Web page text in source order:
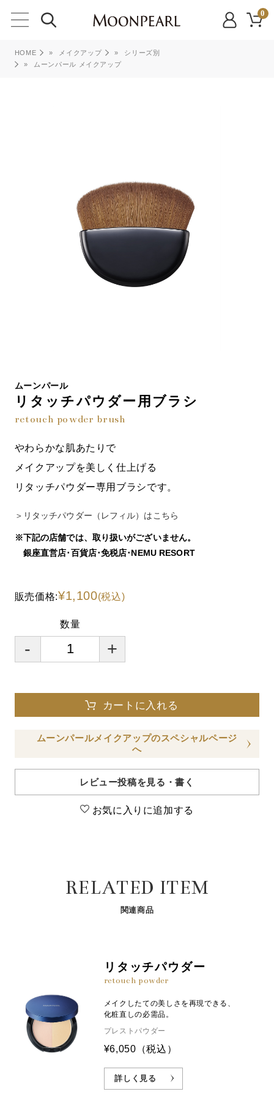
0
HOME » メイクアップ »
シリーズ別
»
ムーンパール メイクアップ
ムーンパール
リタッチパウダー用ブラシ
retouch powder brush
やわらかな肌あたりで
メイクアップを美しく仕上げる
リタッチパウダー専用ブラシです。
＞リタッチパウダー（レフィル）はこちら
※下記の店舗では、取り扱いがございません。
銀座直営店･百貨店･免税店･NEMU RESORT
販売価格:¥1,100(税込)
数量
- +
カートに入れる
ムーンパールメイクアップのスペシャルページ
へ
レビュー投稿を見る・書く
お気に入りに追加する
RELATED ITEM
関連商品
リタッチパウダー
retouch powder
メイクしたての美しさを再現できる、
化粧直しの必需品。
プレストパウダー
¥6,050 （税込）
詳しく見る